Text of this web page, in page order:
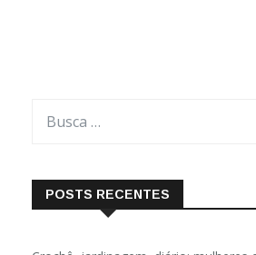
POSTS RECENTES